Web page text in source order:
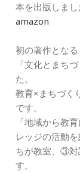
本を出版しまし
amazon
初の著作とな
「文化とまち
た。
教育×まちづく
です。
「地域から教
レッジの活動
ちが教室、③対
す。